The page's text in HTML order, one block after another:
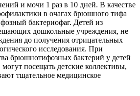
и мочи 1 раз в 10 дней. В качестве
в очагах брюшного тифа
бактериофаг. Детей из
дошкольные учреждения, не
до получения отрицательных
исследования. При
брюшнотифозных бактерий у детей
могут посещать детские коллективы,
тщательное медицинское